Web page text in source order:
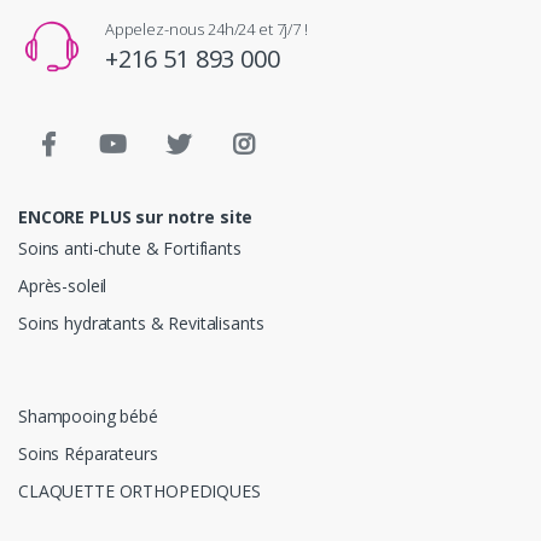
Appelez-nous 24h/24 et 7j/7 !
+216 51 893 000
ENCORE PLUS sur notre site
Soins anti-chute & Fortifiants
Après-soleil
Soins hydratants & Revitalisants
Shampooing bébé
Soins Réparateurs
CLAQUETTE ORTHOPEDIQUES